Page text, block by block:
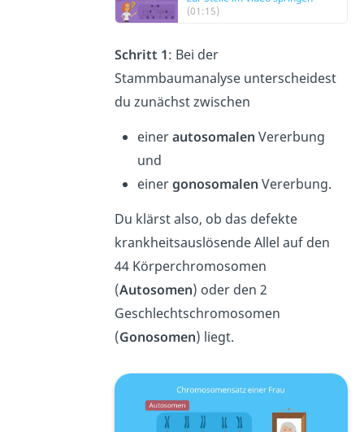
(01:15)
Schritt 1: Bei der
Stammbaumanalyse unterscheidest
du zunächst zwischen
einerautosomalen Vererbung
und
einergonosomalen Vererbung.
Du klärst also, ob das defekte
krankheitsauslösende Allel auf den
44 Körperchromosomen
(Autosomen) oder den 2
Geschlechtschromosomen
(Gonosomen) liegt.